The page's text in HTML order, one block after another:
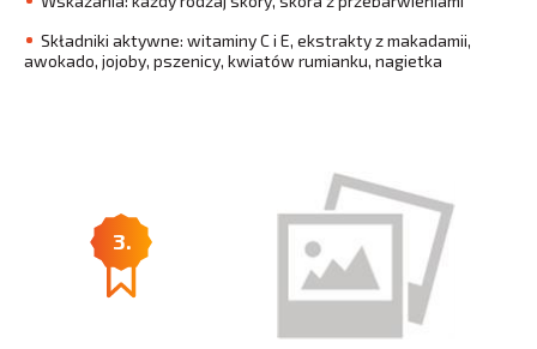
Składniki aktywne: witaminy C i E, ekstrakty z makadamii,
awokado, jojoby, pszenicy, kwiatów rumianku, nagietka
3.